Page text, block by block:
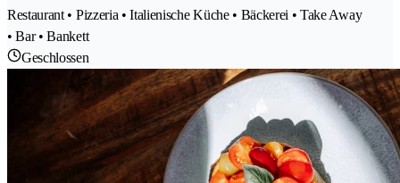
Restaurant • Pizzeria • Italienische Küche • Bäckerei • Take Away
• Bar • Bankett
Geschlossen